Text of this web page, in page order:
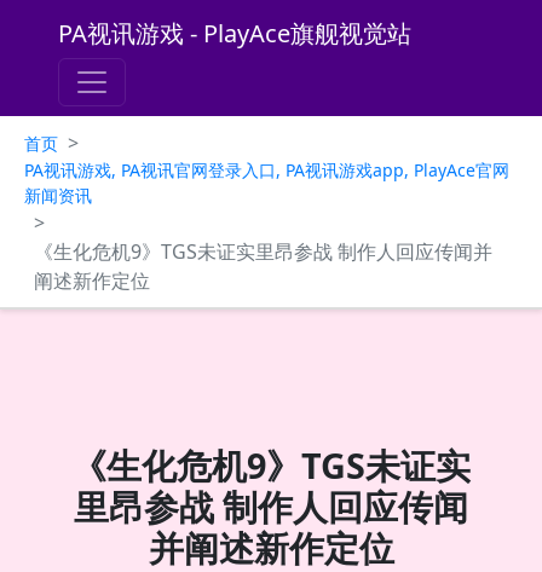
PA视讯游戏 - PlayAce旗舰视觉站
首页 >
PA视讯游戏, PA视讯官网登录入口, PA视讯游戏app, PlayAce官网
新闻资讯
>
《生化危机9》TGS未证实里昂参战 制作人回应传闻并
阐述新作定位
《生化危机9》TGS未证实
里昂参战 制作人回应传闻
并阐述新作定位